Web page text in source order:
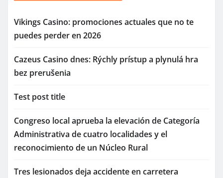
Vikings Casino: promociones actuales que no te
puedes perder en 2026
Cazeus Casino dnes: Rýchly prístup a plynulá hra
bez prerušenia
Test post title
Congreso local aprueba la elevación de Categoría
Administrativa de cuatro localidades y el
reconocimiento de un Núcleo Rural
Tres lesionados deja accidente en carretera